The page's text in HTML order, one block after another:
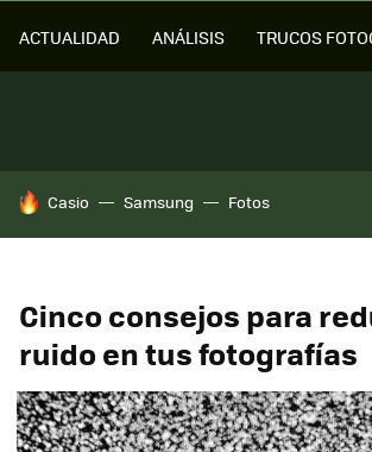
ACTUALIDAD ANÁLISIS TRUCOS
HOY SE HABLA DE
Casio Samsung Fotos
Cinco consejos para
ruido en tus fotografías